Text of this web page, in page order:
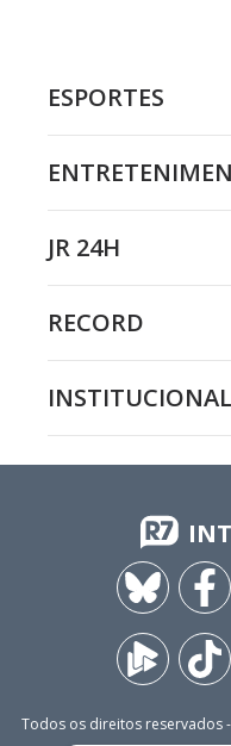
ESPORTES
JR 24H
RECORD
INSTITUCIONAL
Todos os direitos reservados